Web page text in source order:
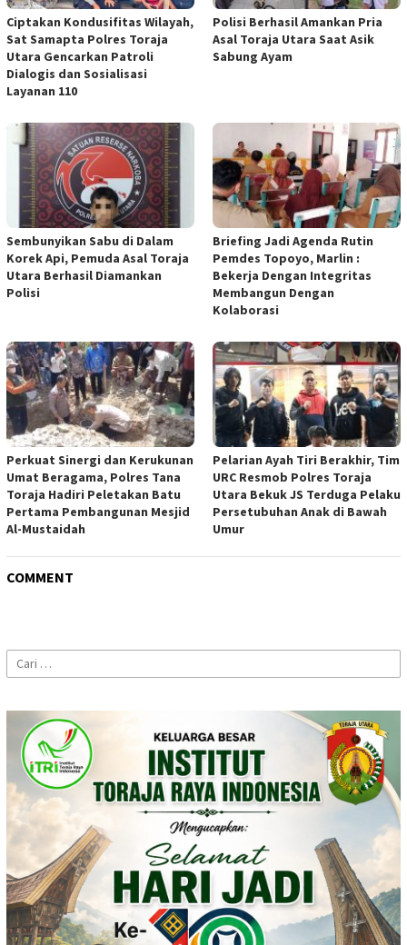
Ciptakan Kondusifitas Wilayah,
Sat Samapta Polres Toraja
Utara Gencarkan Patroli
Dialogis dan Sosialisasi
Layanan 110
Polisi Berhasil Amankan Pria
Asal Toraja Utara Saat Asik
Sabung Ayam
Sembunyikan Sabu di Dalam
Korek Api, Pemuda Asal Toraja
Utara Berhasil Diamankan
Polisi
Briefing Jadi Agenda Rutin
Pemdes Topoyo, Marlin :
Bekerja Dengan Integritas
Membangun Dengan
Kolaborasi
Perkuat Sinergi dan Kerukunan
Umat Beragama, Polres Tana
Toraja Hadiri Peletakan Batu
Pertama Pembangunan Mesjid
Al-Mustaidah
Pelarian Ayah Tiri Berakhir, Tim
URC Resmob Polres Toraja
Utara Bekuk JS Terduga Pelaku
Persetubuhan Anak di Bawah
Umur
COMMENT
Cari
untuk: